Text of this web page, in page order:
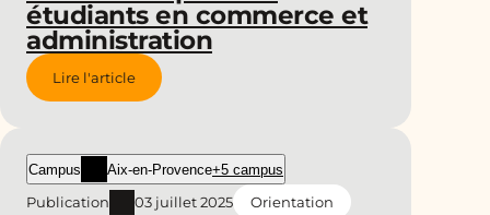
étudiants en commerce et
administration
Lire l'article
Campus Aix-en-Provence+5 campus
Publication 03 juillet 2025 Orientation